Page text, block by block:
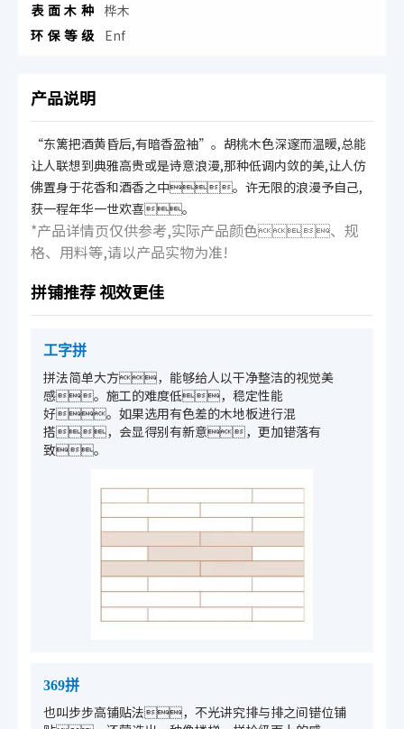
表面木种 桦木
环保等级
Enf
产品说明
“东篱把酒黄昏后,有暗香盈袖”。胡桃木色深邃而温暖,总能
让人联想到典雅高贵或是诗意浪漫,那种低调内敛的美,让人仿
佛置身于花香和酒香之中。许无限的浪漫予自己,
获一程年华一世欢喜。
*产品详情页仅供参考,实际产品颜色、规
格、用料等,请以产品实物为准!
拼铺推荐 视效更佳
工字拼
拼法简单大方，能够给人以干净整洁的视觉美
感。施工的难度低，稳定性能
好。如果选用有色差的木地板进行混
搭，会显得别有新意，更加错落有
致。
369拼
也叫步步高铺贴法，不光讲究排与排之间错位铺